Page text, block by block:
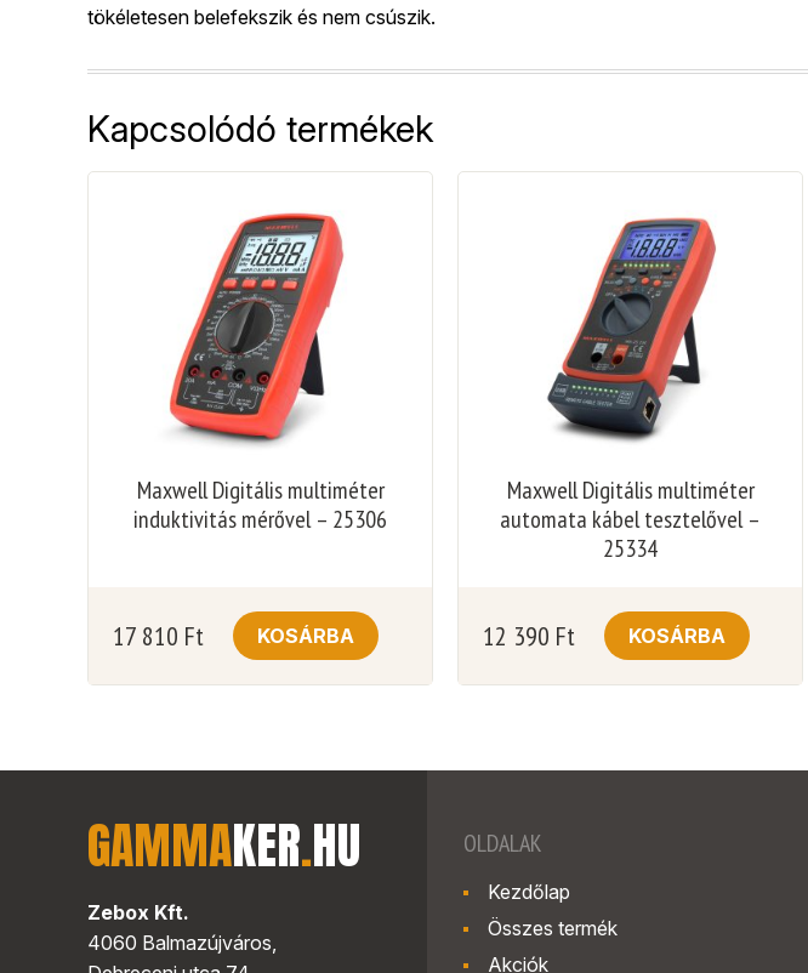
tökéletesen belefekszik és nem csúszik.
Kapcsolódó termékek
Maxwell Digitális multiméter
induktivitás mérővel – 25306
17 810 Ft KOSÁRBA
Maxwell Digitális multiméter
automata kábel tesztelővel –
25334
12 390 Ft KOSÁRBA
GAMMAKER.HU
Zebox Kft.
4060 Balmazújváros,
OLDALAK
Kezdőlap
Összes termék
Akciók